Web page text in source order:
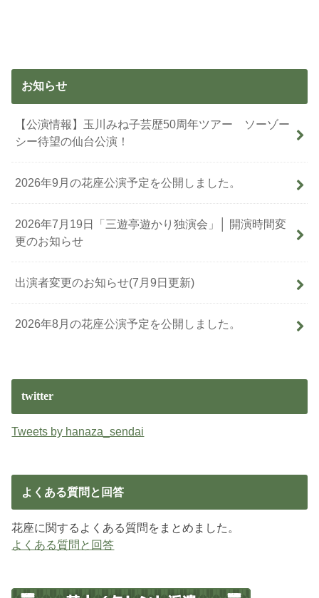
お知らせ
【公演情報】玉川みね子芸歴50周年ツアー ソーゾー
シー待望の仙台公演！
2026年9月の花座公演予定を公開しました。
2026年7月19日「三遊亭遊かり独演会」│ 開演時間変
更のお知らせ
出演者変更のお知らせ(7月9日更新)
2026年8月の花座公演予定を公開しました。
twitter
Tweets by hanaza_sendai
よくある質問と回答
花座に関するよくある質問をまとめました。
よくある質問と回答